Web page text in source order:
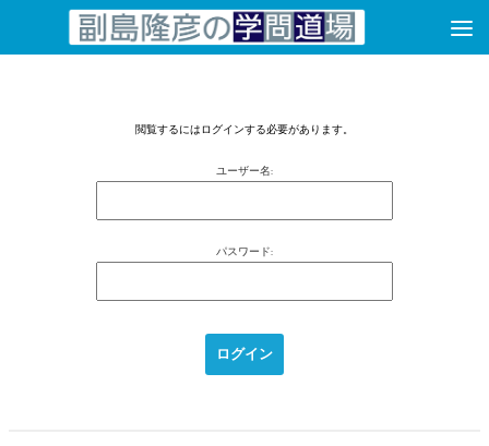
コンテンツへスキップ
閲覧するにはログインする必要があります。
ユーザー名:
パスワード: